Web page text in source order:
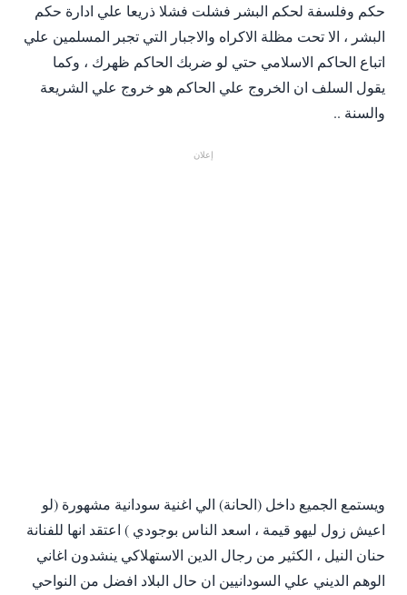
حكم وفلسفة لحكم البشر فشلت فشلا ذريعا علي ادارة حكم
البشر ، الا تحت مظلة الاكراه والاجبار التي تجبر المسلمين علي
اتباع الحاكم الاسلامي حتي لو ضربك الحاكم ظهرك ، وكما
يقول السلف ان الخروج علي الحاكم هو خروج علي الشريعة
والسنة ..
إعلان
ويستمع الجميع داخل (الحانة) الي اغنية سودانية مشهورة (لو
اعيش زول ليهو قيمة ، اسعد الناس بوجودي ) اعتقد انها للفنانة
حنان النيل ، الكثير من رجال الدين الاستهلاكي ينشدون اغاني
الوهم الديني علي السودانيين ان حال البلاد افضل من النواحي